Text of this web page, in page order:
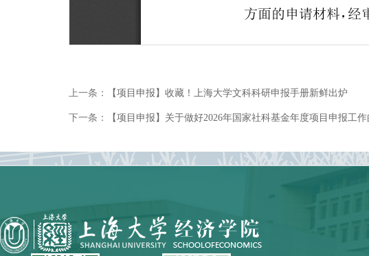
上一条： 【项目申报】收藏！上海大学文科科研申报手册新鲜出炉
下一条： 【项目申报】关于做好2026年国家社科基金年度项目申报工